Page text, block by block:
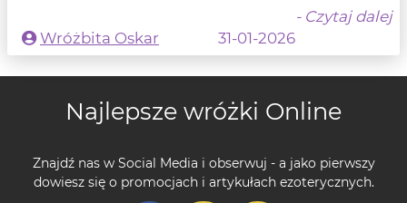
- Czytaj dalej
Wróżbita Oskar
31-01-2026
Najlepsze wróżki Online
Znajdź nas w Social Media i obserwuj - a jako pierwszy
dowiesz się o promocjach i artykułach ezoterycznych.